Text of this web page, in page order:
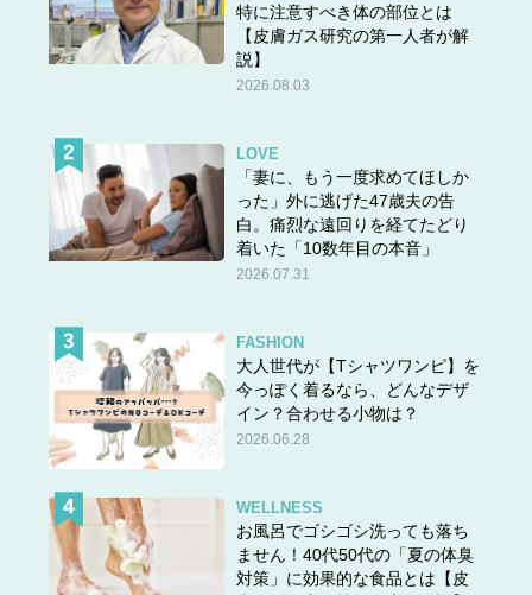
特に注意すべき体の部位とは
【皮膚ガス研究の第一人者が解
説】
2026.08.03
LOVE
「妻に、もう一度求めてほしか
った」外に逃げた47歳夫の告
白。痛烈な遠回りを経てたどり
着いた「10数年目の本音」
2026.07.31
FASHION
大人世代が【Tシャツワンピ】を
今っぽく着るなら、どんなデザ
イン？合わせる小物は？
2026.06.28
WELLNESS
お風呂でゴシゴシ洗っても落ち
ません！40代50代の「夏の体臭
対策」に効果的な食品とは【皮